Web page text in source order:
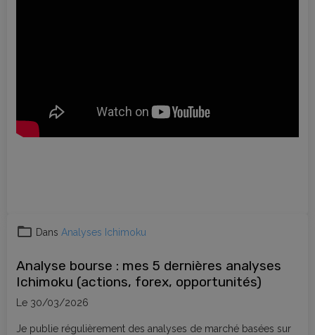
Dans Analyses Ichimoku
Analyse bourse : mes 5 dernières analyses
Ichimoku (actions, forex, opportunités)
Le 30/03/2026
Je publie régulièrement des analyses de marché basées sur